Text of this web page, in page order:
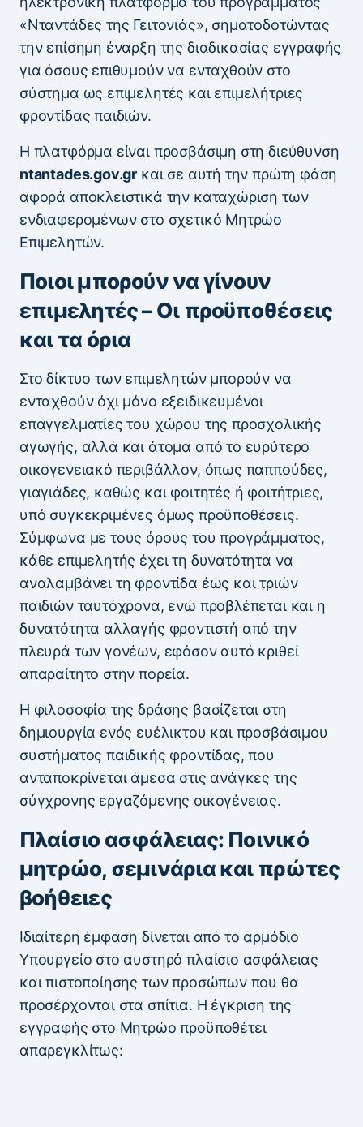
«Νταντάδες της Γειτονιάς», σηματοδοτώντας
την επίσημη έναρξη της διαδικασίας εγγραφής
για όσους επιθυμούν να ενταχθούν στο
σύστημα ως επιμελητές και επιμελήτριες
φροντίδας παιδιών.
Η πλατφόρμα είναι προσβάσιμη στη διεύθυνση
ntantades.gov.gr και σε αυτή την πρώτη φάση
αφορά αποκλειστικά την καταχώριση των
ενδιαφερομένων στο σχετικό Μητρώο
Επιμελητών.
Ποιοι μπορούν να γίνουν
επιμελητές – Οι προϋποθέσεις
και τα όρια
Στο δίκτυο των επιμελητών μπορούν να
ενταχθούν όχι μόνο εξειδικευμένοι
επαγγελματίες του χώρου της προσχολικής
αγωγής, αλλά και άτομα από το ευρύτερο
οικογενειακό περιβάλλον, όπως παππούδες,
γιαγιάδες, καθώς και φοιτητές ή φοιτήτριες,
υπό συγκεκριμένες όμως προϋποθέσεις.
Σύμφωνα με τους όρους του προγράμματος,
κάθε επιμελητής έχει τη δυνατότητα να
αναλαμβάνει τη φροντίδα έως και τριών
παιδιών ταυτόχρονα, ενώ προβλέπεται και η
δυνατότητα αλλαγής φροντιστή από την
πλευρά των γονέων, εφόσον αυτό κριθεί
απαραίτητο στην πορεία.
Η φιλοσοφία της δράσης βασίζεται στη
δημιουργία ενός ευέλικτου και προσβάσιμου
συστήματος παιδικής φροντίδας, που
ανταποκρίνεται άμεσα στις ανάγκες της
σύγχρονης εργαζόμενης οικογένειας.
Πλαίσιο ασφάλειας: Ποινικό
μητρώο, σεμινάρια και πρώτες
βοήθειες
Ιδιαίτερη έμφαση δίνεται από το αρμόδιο
Υπουργείο στο αυστηρό πλαίσιο ασφάλειας
και πιστοποίησης των προσώπων που θα
προσέρχονται στα σπίτια. Η έγκριση της
εγγραφής στο Μητρώο προϋποθέτει
απαρεγκλίτως: